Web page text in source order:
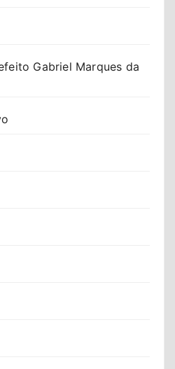
Gabriel Marques da